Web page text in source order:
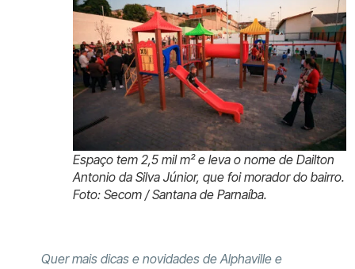
Espaço tem 2,5 mil m² e leva o nome de Dailton
Antonio da Silva Júnior, que foi morador do bairro.
Foto: Secom / Santana de Parnaíba.
Quer mais dicas e novidades de Alphaville e